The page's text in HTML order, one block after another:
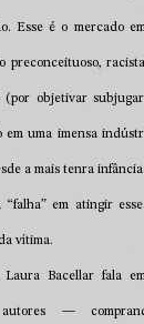
Esse é o mercado
preconceituoso,
(por objetivar
em uma imensa
a mais tenra
em atingir
vítima.
Bacellar fala
—